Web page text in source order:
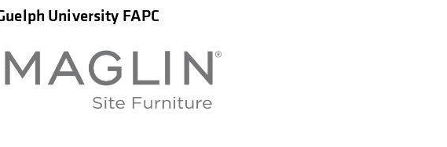
University FAPC